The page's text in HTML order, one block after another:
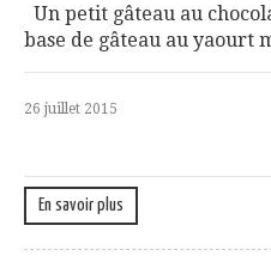
Un petit gâteau au
base de gâteau au yaourt
26 juillet 2015
En savoir plus